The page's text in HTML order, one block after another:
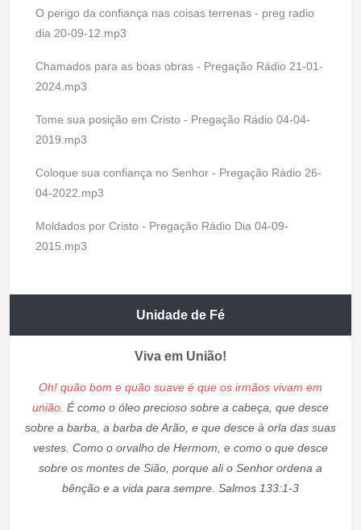
O perigo da confiança nas coisas terrenas - preg radio
dia 20-09-12.mp3
Chamados para as boas obras - Pregação Rádio 21-01-
2024.mp3
Tome sua posição em Cristo - Pregação Rádio 04-04-
2019.mp3
Coloque sua confiança no Senhor - Pregação Rádio 26-
04-2022.mp3
Moldados por Cristo - Pregação Rádio Dia 04-09-
2015.mp3
Unidade de Fé
Viva em União!
Oh! quão bom e quão suave é que os irmãos vivam em
união. É como o óleo precioso sobre a cabeça, que desce
sobre a barba, a barba de Arão, e que desce à orla das suas
vestes. Como o orvalho de Hermom, e como o que desce
sobre os montes de Sião, porque ali o Senhor ordena a
bênção e a vida para sempre. Salmos 133:1-3